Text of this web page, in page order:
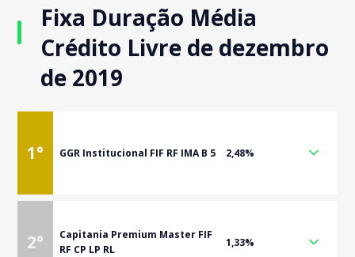
Fixa Duração Média
Crédito Livre de dezembro
de 2019
1° GGR Institucional FIF RF IMA B 5 2,48%
2°
Capitania Premium Master FIF
RF CP LP RL
1,33%